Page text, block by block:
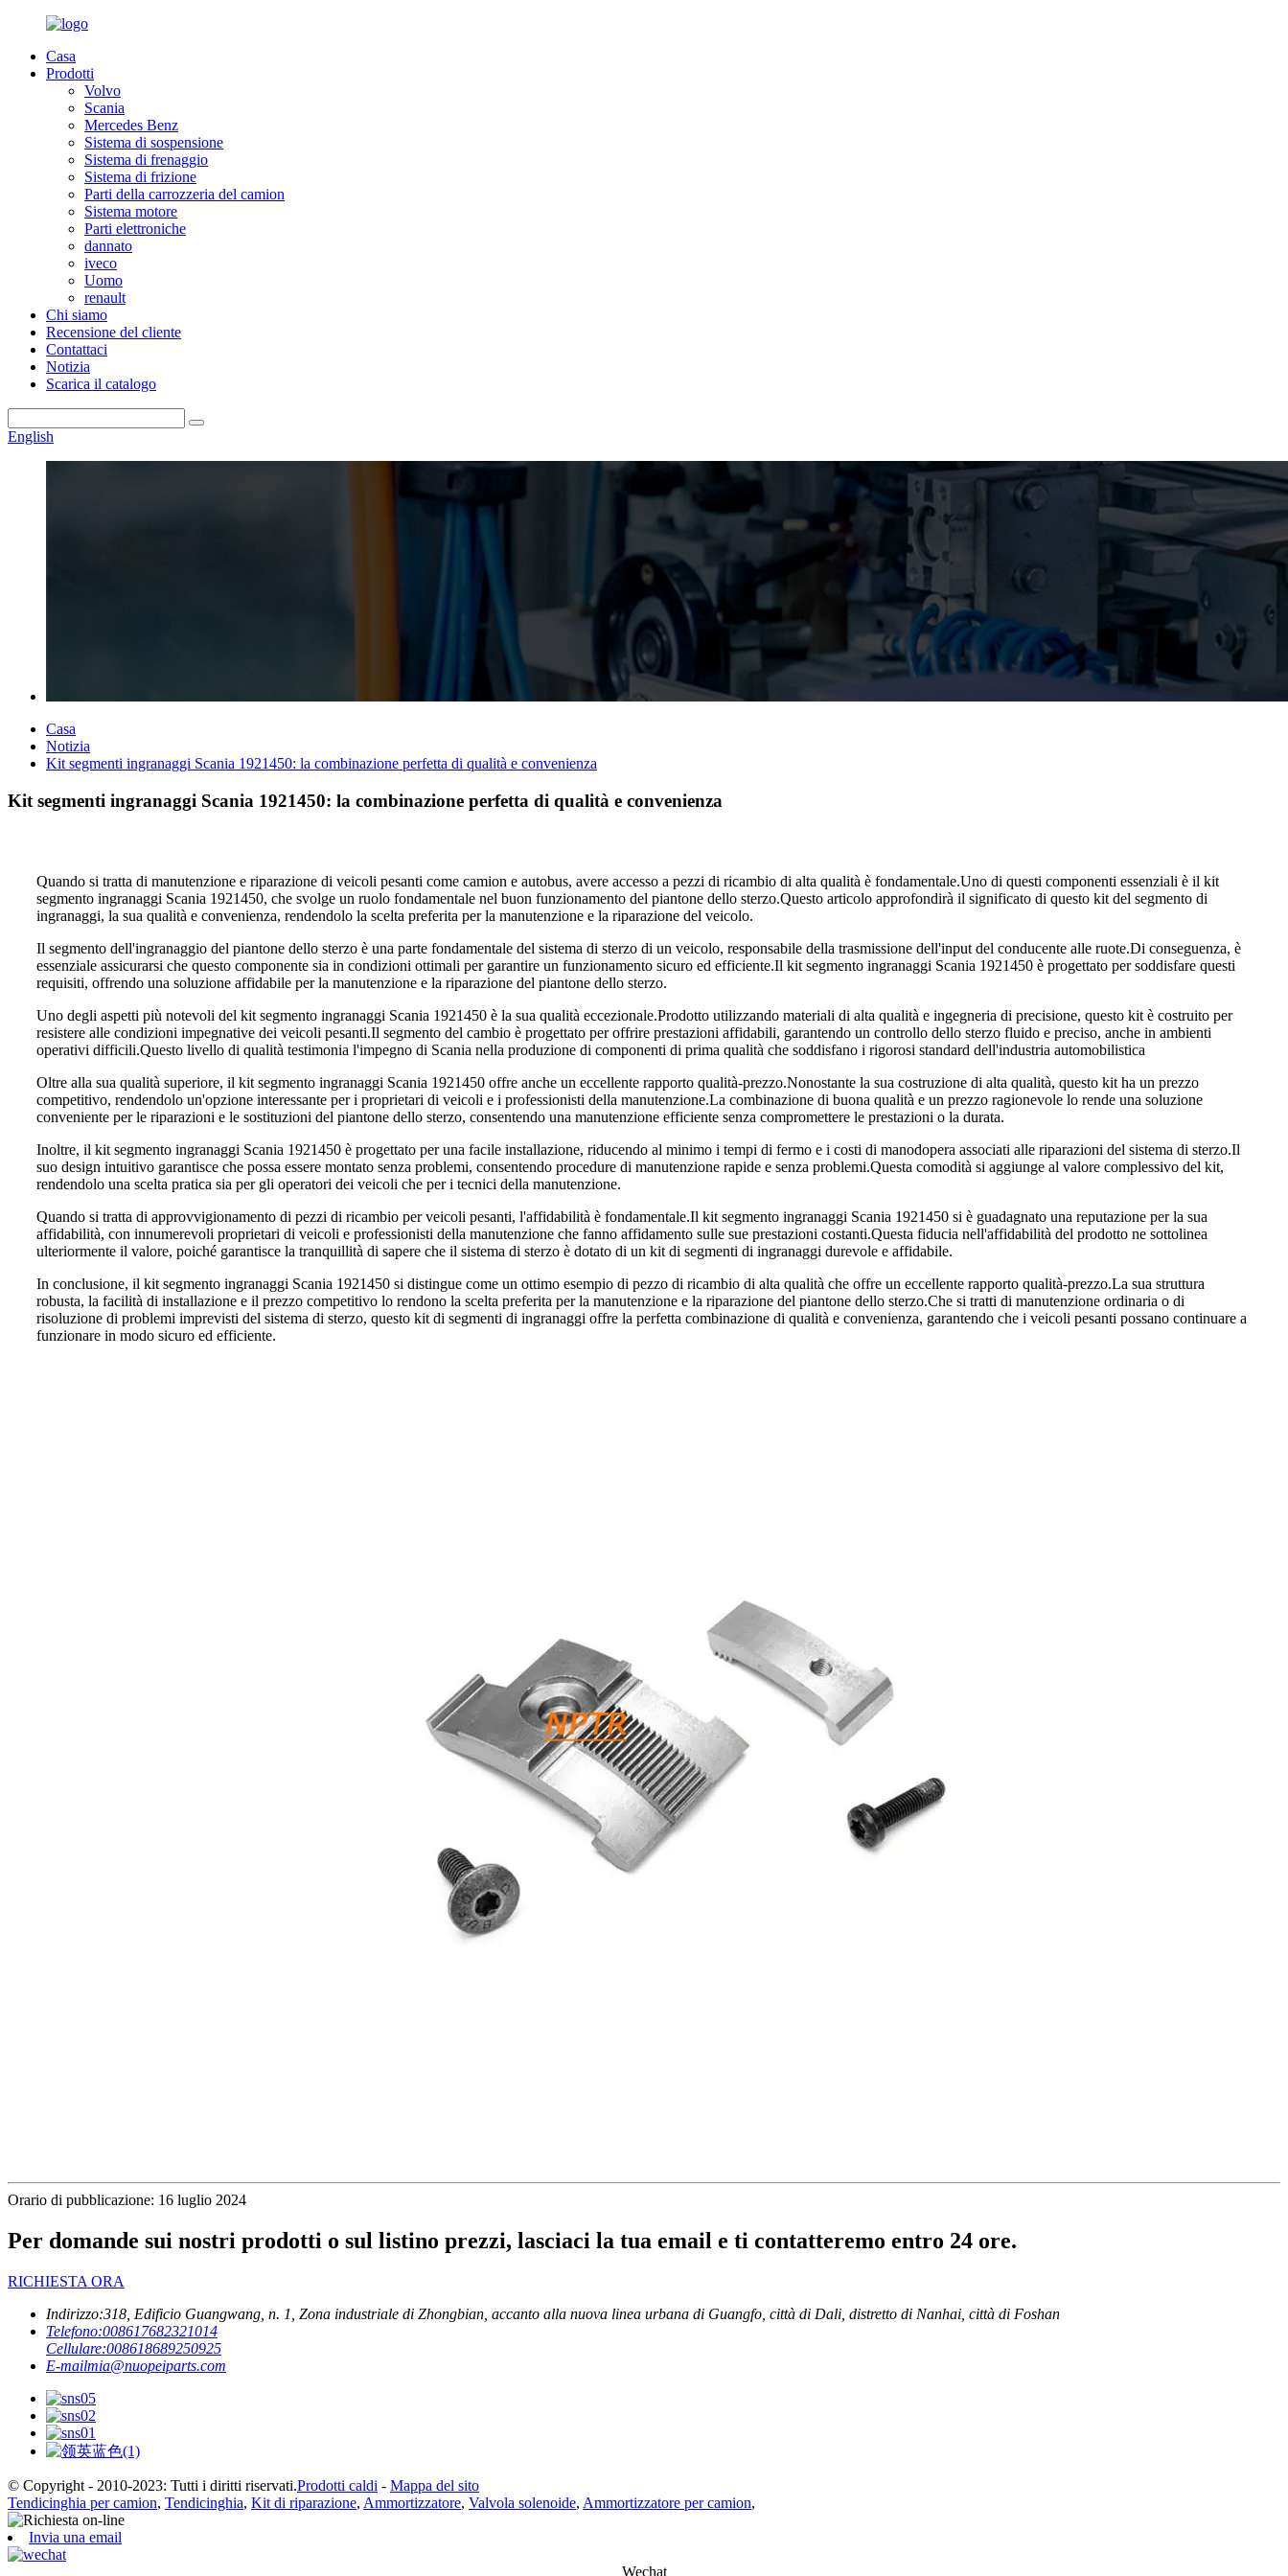
Casa
Prodotti
Volvo
Scania
Mercedes Benz
Sistema di sospensione
Sistema di frenaggio
Sistema di frizione
Parti della carrozzeria del camion
Sistema motore
Parti elettroniche
dannato
iveco
Uomo
renault
Chi siamo
Recensione del cliente
Contattaci
Notizia
Scarica il catalogo
English
Casa
Notizia
Kit segmenti ingranaggi Scania 1921450: la combinazione perfetta di qualità e convenienza
Kit segmenti ingranaggi Scania 1921450: la combinazione perfetta di qualità e convenienza
Quando si tratta di manutenzione e riparazione di veicoli pesanti come camion e autobus, avere accesso a pezzi di ricambio di alta qualità è fondamentale.Uno di questi componenti essenziali è il kit
segmento ingranaggi Scania 1921450, che svolge un ruolo fondamentale nel buon funzionamento del piantone dello sterzo.Questo articolo approfondirà il significato di questo kit del segmento di
ingranaggi, la sua qualità e convenienza, rendendolo la scelta preferita per la manutenzione e la riparazione del veicolo.
Il segmento dell'ingranaggio del piantone dello sterzo è una parte fondamentale del sistema di sterzo di un veicolo, responsabile della trasmissione dell'input del conducente alle ruote.Di conseguenza, è
essenziale assicurarsi che questo componente sia in condizioni ottimali per garantire un funzionamento sicuro ed efficiente.Il kit segmento ingranaggi Scania 1921450 è progettato per soddisfare questi
requisiti, offrendo una soluzione affidabile per la manutenzione e la riparazione del piantone dello sterzo.
Uno degli aspetti più notevoli del kit segmento ingranaggi Scania 1921450 è la sua qualità eccezionale.Prodotto utilizzando materiali di alta qualità e ingegneria di precisione, questo kit è costruito per
resistere alle condizioni impegnative dei veicoli pesanti.Il segmento del cambio è progettato per offrire prestazioni affidabili, garantendo un controllo dello sterzo fluido e preciso, anche in ambienti
operativi difficili.Questo livello di qualità testimonia l'impegno di Scania nella produzione di componenti di prima qualità che soddisfano i rigorosi standard dell'industria automobilistica
Oltre alla sua qualità superiore, il kit segmento ingranaggi Scania 1921450 offre anche un eccellente rapporto qualità-prezzo.Nonostante la sua costruzione di alta qualità, questo kit ha un prezzo
competitivo, rendendolo un'opzione interessante per i proprietari di veicoli e i professionisti della manutenzione.La combinazione di buona qualità e un prezzo ragionevole lo rende una soluzione
conveniente per le riparazioni e le sostituzioni del piantone dello sterzo, consentendo una manutenzione efficiente senza compromettere le prestazioni o la durata.
Inoltre, il kit segmento ingranaggi Scania 1921450 è progettato per una facile installazione, riducendo al minimo i tempi di fermo e i costi di manodopera associati alle riparazioni del sistema di sterzo.Il
suo design intuitivo garantisce che possa essere montato senza problemi, consentendo procedure di manutenzione rapide e senza problemi.Questa comodità si aggiunge al valore complessivo del kit,
rendendolo una scelta pratica sia per gli operatori dei veicoli che per i tecnici della manutenzione.
Quando si tratta di approvvigionamento di pezzi di ricambio per veicoli pesanti, l'affidabilità è fondamentale.Il kit segmento ingranaggi Scania 1921450 si è guadagnato una reputazione per la sua
affidabilità, con innumerevoli proprietari di veicoli e professionisti della manutenzione che fanno affidamento sulle sue prestazioni costanti.Questa fiducia nell'affidabilità del prodotto ne sottolinea
ulteriormente il valore, poiché garantisce la tranquillità di sapere che il sistema di sterzo è dotato di un kit di segmenti di ingranaggi durevole e affidabile.
In conclusione, il kit segmento ingranaggi Scania 1921450 si distingue come un ottimo esempio di pezzo di ricambio di alta qualità che offre un eccellente rapporto qualità-prezzo.La sua struttura
robusta, la facilità di installazione e il prezzo competitivo lo rendono la scelta preferita per la manutenzione e la riparazione del piantone dello sterzo.Che si tratti di manutenzione ordinaria o di
risoluzione di problemi imprevisti del sistema di sterzo, questo kit di segmenti di ingranaggi offre la perfetta combinazione di qualità e convenienza, garantendo che i veicoli pesanti possano continuare a
funzionare in modo sicuro ed efficiente.
Orario di pubblicazione: 16 luglio 2024
Per domande sui nostri prodotti o sul listino prezzi, lasciaci la tua email e ti contatteremo entro 24 ore.
RICHIESTA ORA
Indirizzo:318, Edificio Guangwang, n. 1, Zona industriale di Zhongbian, accanto alla nuova linea urbana di Guangfo, città di Dali, distretto di Nanhai, città di Foshan
Telefono:008617682321014
Cellulare:008618689250925
E-mailmia@nuopeiparts.com
© Copyright - 2010-2023: Tutti i diritti riservati.Prodotti caldi - Mappa del sito
Tendicinghia per camion, Tendicinghia, Kit di riparazione, Ammortizzatore, Valvola solenoide, Ammortizzatore per camion,
Invia una email
Wechat